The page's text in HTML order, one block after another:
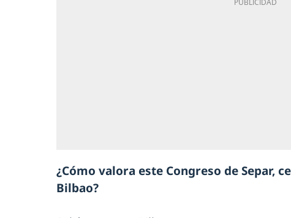
¿Cómo valora este Congreso de Separ,
Bilbao?